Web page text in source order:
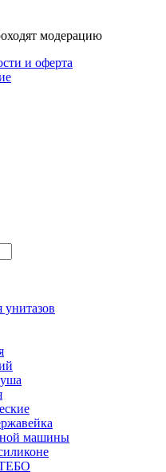
модерацию
и оферта
машины